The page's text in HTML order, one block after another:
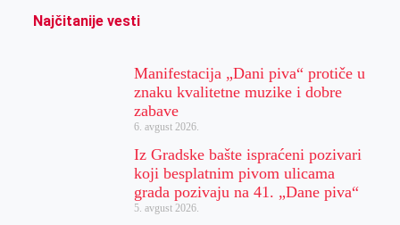
Najčitanije vesti
Manifestacija „Dani piva“ protiče u
znaku kvalitetne muzike i dobre
zabave
6. avgust 2026.
Iz Gradske bašte ispraćeni pozivari
koji besplatnim pivom ulicama
grada pozivaju na 41. „Dane piva“
5. avgust 2026.